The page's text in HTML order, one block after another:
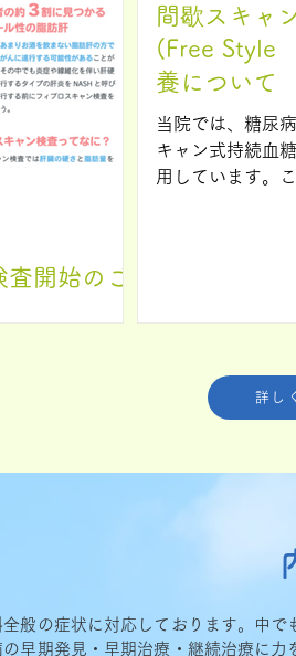
開始のご
度で、軽くトン
振動を感じるだ
間歇スキャ
(Free Style
養について
当院では、糖尿
キャン式持続血
用しています。
す。 対象 糖尿
で、インスリン
7,000円（税込
の数は、診療上
者さまご自身が
詳し
全般の症状に対応しております。中
の早期発見・早期治療・継続治療に